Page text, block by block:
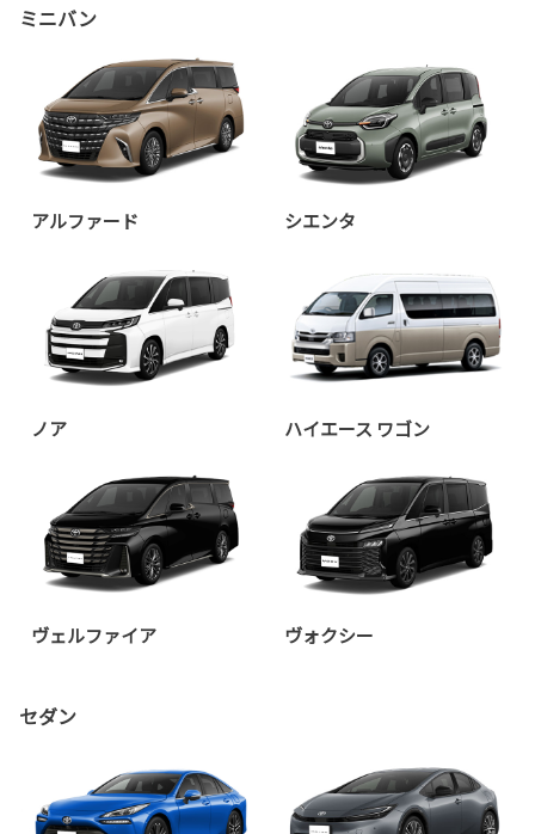
ミニバン
アルファード シエンタ
ノア ハイエース ワゴン
ヴェルファイア ヴォクシー
セダン